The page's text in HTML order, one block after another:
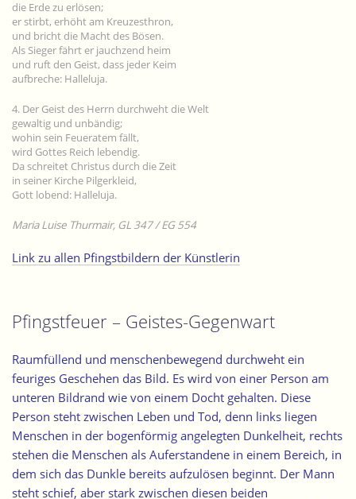
die Erde zu erlösen;
er stirbt, erhöht am Kreuzesthron,
und bricht die Macht des Bösen.
Als Sieger fährt er jauchzend heim
und ruft den Geist, dass jeder Keim
aufbreche: Halleluja.
4. Der Geist des Herrn durchweht die Welt
gewaltig und unbändig;
wohin sein Feueratem fällt,
wird Gottes Reich lebendig.
Da schreitet Christus durch die Zeit
in seiner Kirche Pilgerkleid,
Gott lobend: Halleluja.
Maria Luise Thurmair, GL 347 / EG 554
Link zu allen Pfingstbildern der Künstlerin
Pfingstfeuer – Geistes-Gegenwart
Raumfüllend und menschenbewegend durchweht ein
feuriges Geschehen das Bild. Es wird von einer Person am
unteren Bildrand wie von einem Docht gehalten. Diese
Person steht zwischen Leben und Tod, denn links liegen
Menschen in der bogenförmig angelegten Dunkelheit, rechts
stehen die Menschen als Auferstandene in einem Bereich, in
dem sich das Dunkle bereits aufzulösen beginnt. Der Mann
steht schief, aber stark zwischen diesen beiden